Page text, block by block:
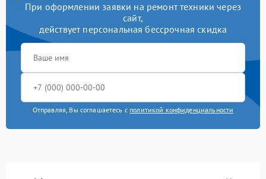
При оформлении заявки на ремонт техники через
сайт,
действует персональная бессрочная скидка
Отправляя, Вы соглашаетесь с политикой конфиденциальности